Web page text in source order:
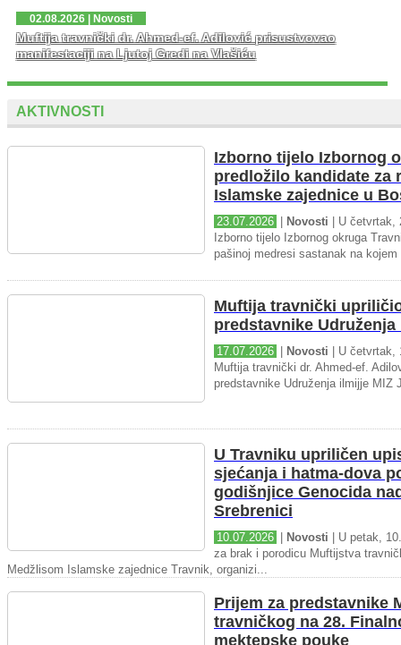
02.08.2026 | Novosti
Muftija travnički dr. Ahmed-ef. Adilović prisustvovao
manifestaciji na Ljutoj Gredi na Vlašiću
AKTIVNOSTI
Izborno tijelo Izbornog
predložilo kandidate za
Islamske zajednice u
23.07.2026 Novosti | U četvrtak,
Izborno tijelo Izbornog okruga
pašinoj medresi sastanak na
Muftija travnički
predstavnike
17.07.2026 Novosti | U četvrtak,
Muftija travnički dr. Ahmed-ef.
predstavnike Udruženja ilmijje MIZ
U Travniku upriličen
sjećanja i hatma-dova
godišnjice Genocida
Srebrenici
10.07.2026 Novosti | U petak,
za brak i porodicu Muftijstva
Medžlisom Islamske zajednice Travnik, organizi...
Prijem za predstavnike
travničkog na 28.
mektepske pouke